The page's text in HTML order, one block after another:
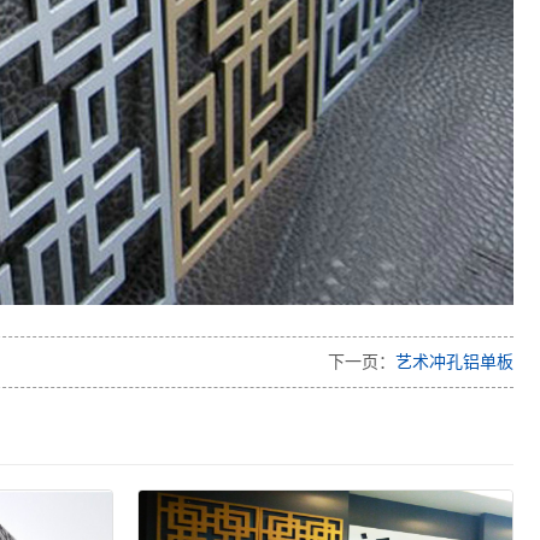
下一页： 艺术冲孔铝单板